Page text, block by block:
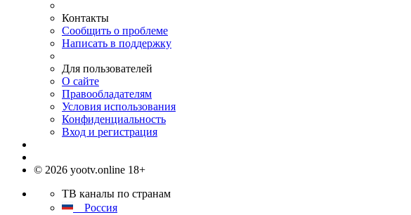
Контакты
Сообщить о проблеме
Написать в поддержку
Для пользователей
О сайте
Правообладателям
Условия использования
Конфиденциальность
Вход и регистрация
© 2026 yootv.online 18+
ТВ каналы по странам
Россия